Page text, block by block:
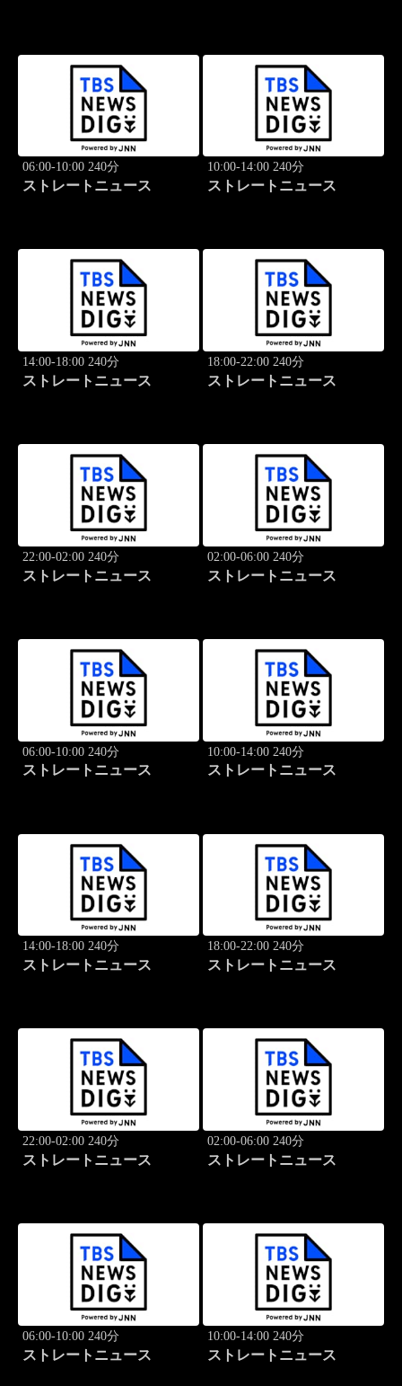
06:00-10:00 240分
ストレートニュース
10:00-14:00 240分
ストレートニュース
14:00-18:00 240分
ストレートニュース
18:00-22:00 240分
ストレートニュース
22:00-02:00 240分
ストレートニュース
02:00-06:00 240分
ストレートニュース
06:00-10:00 240分
ストレートニュース
10:00-14:00 240分
ストレートニュース
14:00-18:00 240分
ストレートニュース
18:00-22:00 240分
ストレートニュース
22:00-02:00 240分
ストレートニュース
02:00-06:00 240分
ストレートニュース
06:00-10:00 240分
ストレートニュース
10:00-14:00 240分
ストレートニュース